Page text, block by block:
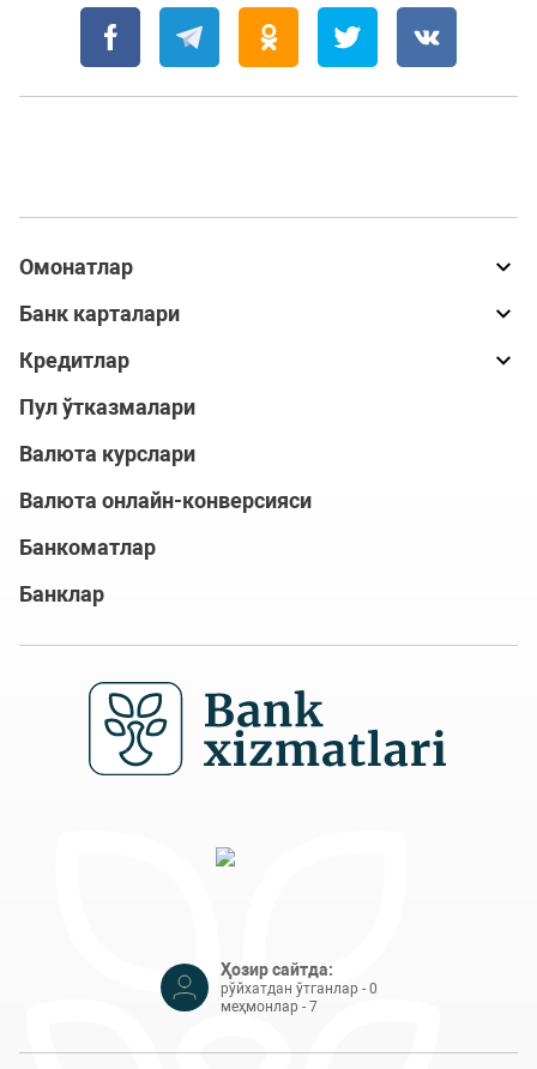
Омонатлар
Банк карталари
Кредитлар
Пул ўтказмалари
Валюта курслари
Валюта онлайн-конверсияси
Банкоматлар
Банклар
Ҳозир сайтда:
рўйхатдан ўтганлар - 0
меҳмонлар - 7